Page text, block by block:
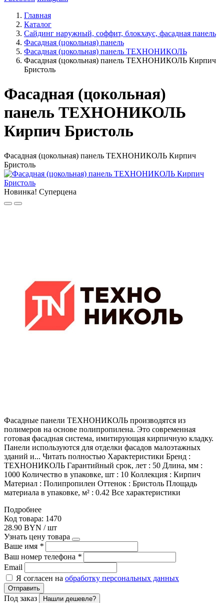
Главная
Каталог
Сайдинг наружный, соффит, блокхаус, фасадная панель
Фасадная (цокольная) панель
Фасадная (цокольная) панель ТЕХНОНИКОЛЬ
Фасадная (цокольная) панель ТЕХНОНИКОЛЬ Кирпич
Бристоль
Фасадная (цокольная)
панель ТЕХНОНИКОЛЬ
Кирпич Бристоль
Фасадная (цокольная) панель ТЕХНОНИКОЛЬ Кирпич
Бристоль
Новинка! Суперцена
Фасадные панели ТЕХНОНИКОЛЬ производятся из
полимеров на основе полипропилена. Это современная
готовая фасадная система, имитирующая кирпичную кладку.
Панели используются для отделки фасадов малоэтажных
зданий и... Читать полностью Характеристики Бренд :
ТЕХНОНИКОЛЬ Гарантийный срок, лет : 50 Длина, мм :
1000 Количество в упаковке, шт : 10 Коллекция : Кирпич
Материал : Полипропилен Оттенок : Бристоль Площадь
материала в упаковке, м² : 0.42 Все характеристики
Подробнее
Код товара: 1470
28.90 BYN / шт
Узнать цену товара
Ваше имя *
Ваш номер телефона *
Email
Я согласен на обработку персональных данных
Отправить
Под заказ
Нашли дешевле?